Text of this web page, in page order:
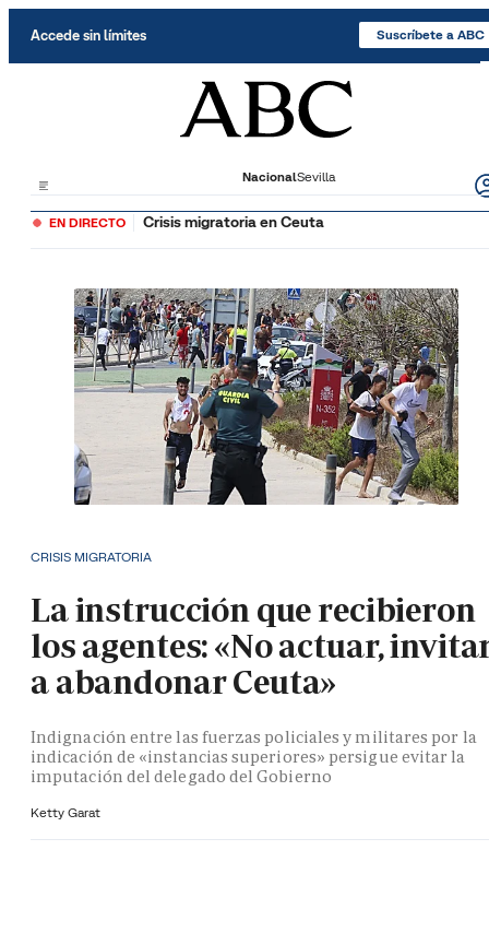
Accede sin límites Suscríbete a ABC
NacionalSevilla
EN DIRECTO Crisis migratoria en Ceuta
CRISIS MIGRATORIA
La instrucción que recibieron
los agentes: «No actuar,
a abandonar Ceuta»
Indignación entre las fuerzas policiales y militares por la
indicación de «instancias superiores» persigue evitar la
imputación del delegado del Gobierno
Ketty Garat